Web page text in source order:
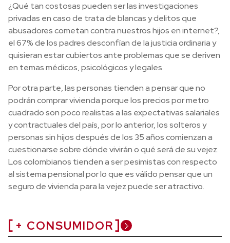
¿Qué tan costosas pueden ser las investigaciones
privadas en caso de trata de blancas y delitos que
abusadores cometan contra nuestros hijos en internet?,
el 67% de los padres desconfían de la justicia ordinaria y
quisieran estar cubiertos ante problemas que se deriven
en temas médicos, psicológicos y legales.
Por otra parte, las personas tienden a pensar que no
podrán comprar vivienda porque los precios por metro
cuadrado son poco realistas a las expectativas salariales
y contractuales del país, por lo anterior, los solteros y
personas sin hijos después de los 35 años comienzan a
cuestionarse sobre dónde vivirán o qué será de su vejez.
Los colombianos tienden a ser pesimistas con respecto
al sistema pensional por lo que es válido pensar que un
seguro de vivienda para la vejez puede ser atractivo.
+ CONSUMIDOR